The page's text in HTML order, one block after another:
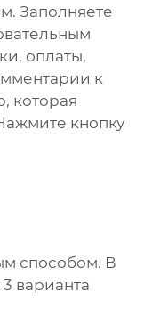
Заполняете
оплаты,
к
которая
кнопку
способом. В
варианта